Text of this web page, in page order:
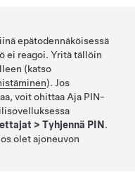
epätodennäköisessä
ei reagoi. Yritä tällöin
(katso
). Jos
voit ohittaa Aja PIN-
>Tyhjennä PIN .
olet ajoneuvon